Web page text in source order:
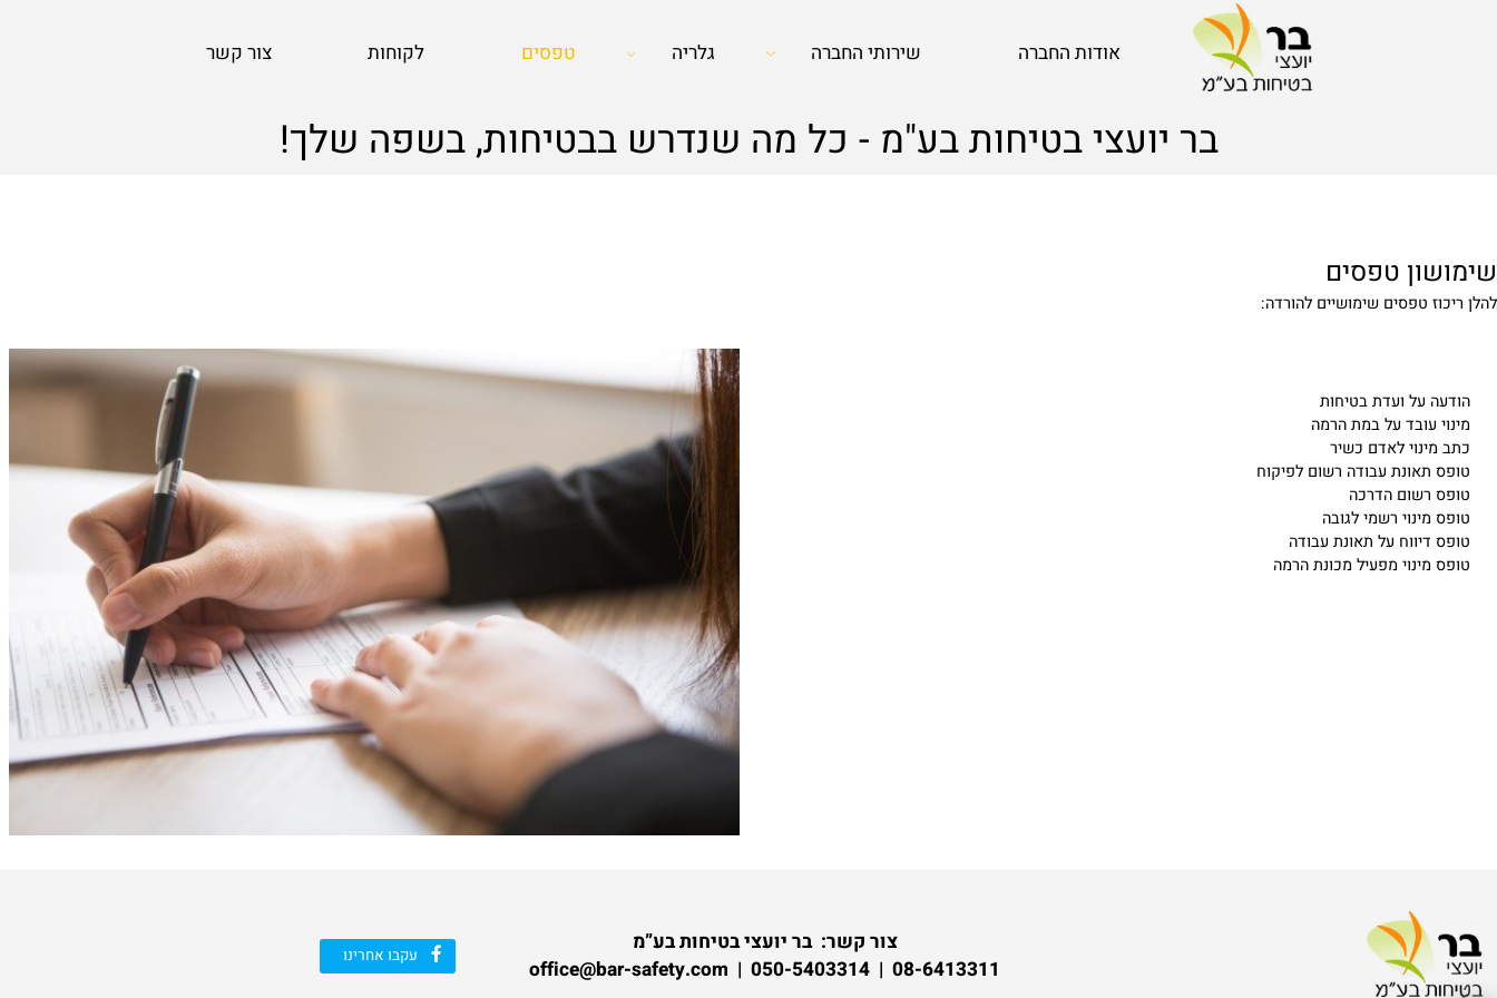
אודות החברה שירותי החברה גלריה טפסים לקוחות צור קשר
בר יועצי בטיחות בע"מ - כל מה שנדרש בבטיחות, בשפה שלך!
טפסים
טפסים שימושיים להורדה:
על ועדת בטיחות
עובד על במת הרמה
לאדם כשיר
עבודה רשום לפיקוח
רשום הדרכה
רשמי לגובה
על תאונת עבודה
צור קשר: בר יועצי בטיחות בע”מ